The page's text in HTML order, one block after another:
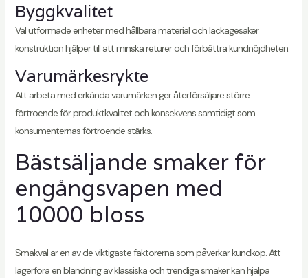
Byggkvalitet
Väl utformade enheter med hållbara material och läckagesäker
konstruktion hjälper till att minska returer och förbättra kundnöjdheten.
Varumärkesrykte
Att arbeta med erkända varumärken ger återförsäljare större
förtroende för produktkvalitet och konsekvens samtidigt som
konsumenternas förtroende stärks.
Bästsäljande smaker för
engångsvapen med
10000 bloss
Smakval är en av de viktigaste faktorerna som påverkar kundköp. Att
lagerföra en blandning av klassiska och trendiga smaker kan hjälpa